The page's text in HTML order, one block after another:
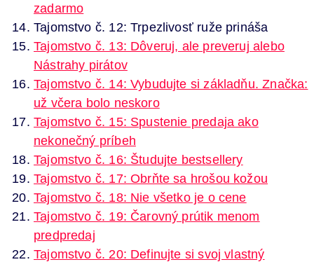
zadarmo
Tajomstvo č. 12: Trpezlivosť ruže prináša
Tajomstvo č. 13: Dôveruj, ale preveruj alebo
Nástrahy pirátov
Tajomstvo č. 14: Vybudujte si základňu. Značka:
už včera bolo neskoro
Tajomstvo č. 15: Spustenie predaja ako
nekonečný príbeh
Tajomstvo č. 16: Študujte bestsellery
Tajomstvo č. 17: Obrňte sa hrošou kožou
Tajomstvo č. 18: Nie všetko je o cene
Tajomstvo č. 19: Čarovný prútik menom
predpredaj
Tajomstvo č. 20: Definujte si svoj vlastný